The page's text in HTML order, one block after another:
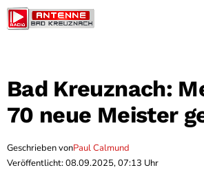
Bad Kreuznach:
70 neue Meister
Geschrieben vonPaul Calmund
Veröffentlicht: 08.09.2025, 07:13 Uhr